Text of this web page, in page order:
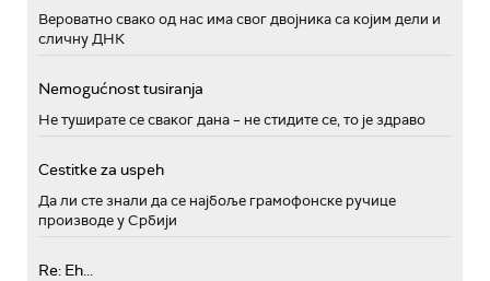
Вероватно свако од нас има свог двојника са којим дели и
сличну ДНК
Nemogućnost tusiranja
Не туширате се сваког дана – не стидите се, то је здраво
Cestitke za uspeh
Да ли сте знали да се најбоље грамофонске ручице
производе у Србији
Re: Eh...